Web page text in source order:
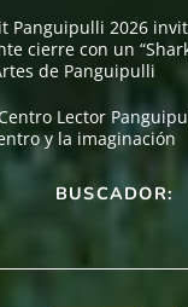
Panguipulli 2026
cierre con un
de Panguipulli
Lector
y la imaginación
BUSCADOR: